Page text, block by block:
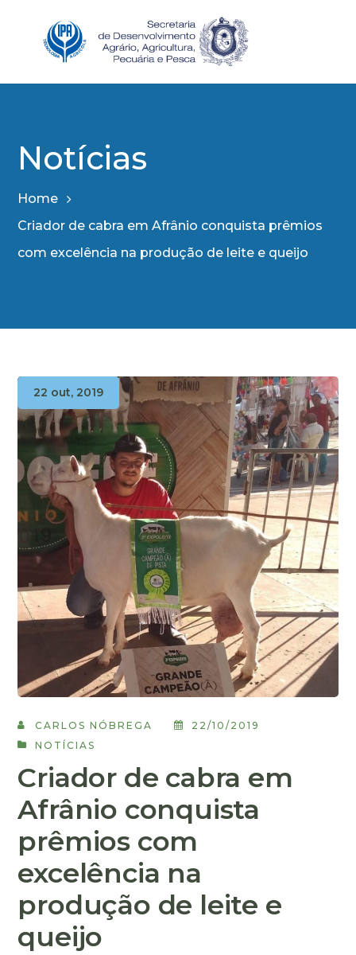
Notícias
Home
Criador de cabra em Afrânio conquista prêmios
com excelência na produção de leite e queijo
22 out, 2019
CARLOS NÓBREGA
22/10/2019
NOTÍCIAS
Criador de cabra em
Afrânio conquista
prêmios com
excelência na
produção de leite e
queijo